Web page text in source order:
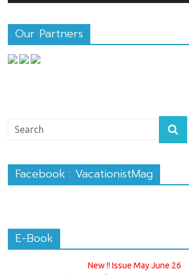
Our Partners
Facebook : VacationistMag
E-Book
New !! Issue May June 26